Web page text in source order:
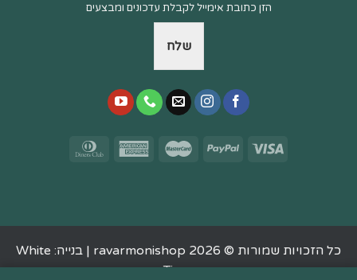
הזן כתובת אימייל לקבלת עדכונים ומבצעים
שלח
כל הזכויות שמורות © 2026 ravarmonishop |
בנייה: White
Tiger